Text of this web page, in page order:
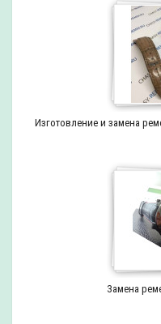
Изготовление и замена
Замена